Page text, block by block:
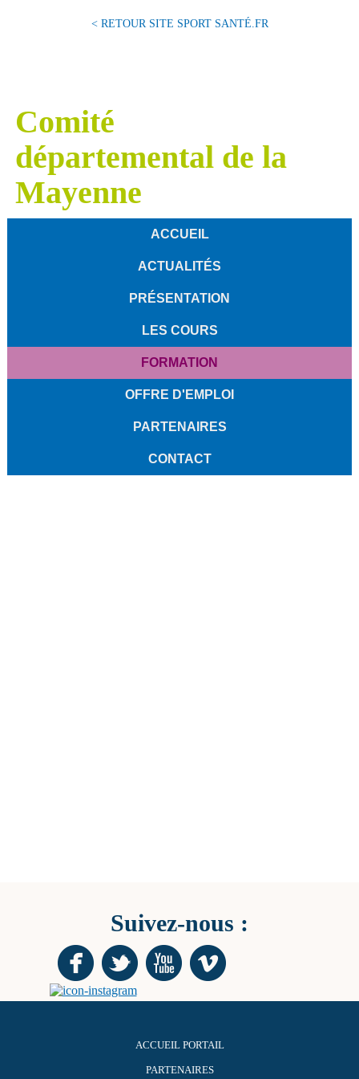
< RETOUR SITE SPORT SANTÉ.FR
Comité
départemental de la
Mayenne
ACCUEIL
ACTUALITÉS
PRÉSENTATION
LES COURS
FORMATION
OFFRE D'EMPLOI
PARTENAIRES
CONTACT
Suivez-nous :
ACCUEIL PORTAIL
PARTENAIRES